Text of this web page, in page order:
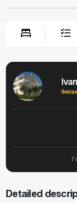
Detailed